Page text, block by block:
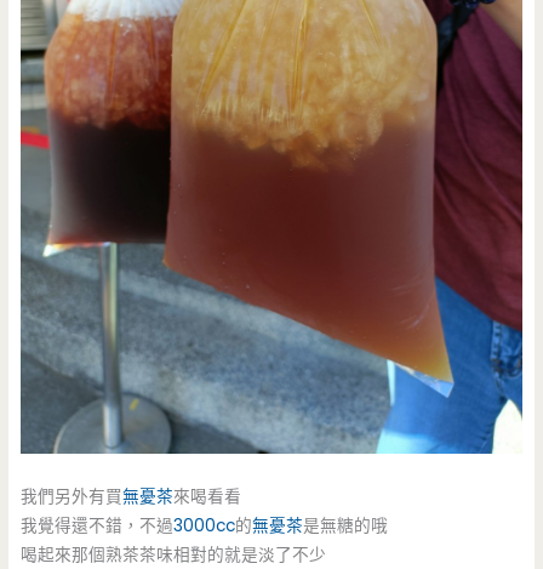
我們另外有買無憂茶來喝看看
我覺得還不錯，不過3000cc的無憂茶是無糖的哦
喝起來那個熟茶茶味相對的就是淡了不少